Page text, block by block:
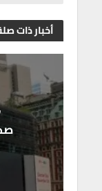
o
k
أخبار ذات